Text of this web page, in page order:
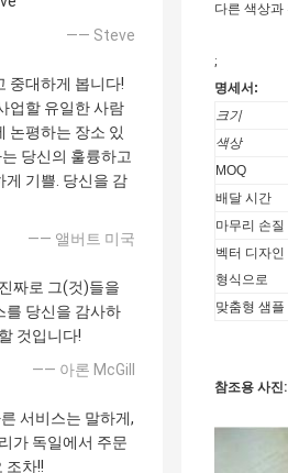
—— Steve
중대하게 봅니다!
업할 유일한 사람
논평하는 장소 있
당신의 훌륭하고
게 기쁠. 당신을 감
—— 앨버트 미국
짜로 그(것)들을
를 당신을 감사하
것입니다!
—— 아론 McGill
서비스는 말하게,
가 독일에서 주문
조차!!
다른 색상과
;
명세서:
크기
색상
MOQ
배달 시간
마무리 손질
벡터 디자인
형식으로
맞춤형 샘플
참조용 사진: